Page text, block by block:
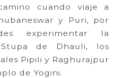
cuando viaje a
y Puri, por
experimentar la
Stupa de Dhauli, los
Pipili y Raghurajpur
de Yogini.